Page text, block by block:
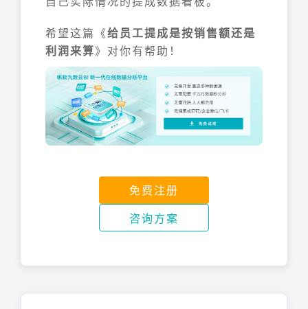
希望这篇《给员工提成是按销售额还是
利润来算》对你有帮助！
免费注册
咨询方案